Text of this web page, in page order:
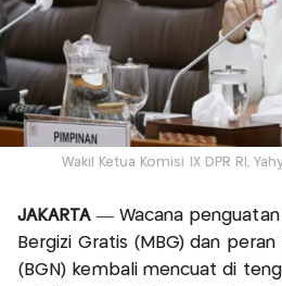
Wakil Ketua Komisi IX DPR RI,
JAKARTA— Wacana
Bergizi Gratis (MBG) dan peran
(BGN) kembali mencuat di